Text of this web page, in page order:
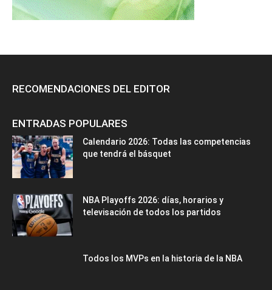
RECOMENDACIONES DEL EDITOR
ENTRADAS POPULARES
Calendario 2026: Todas las competencias
que tendrá el básquet
NBA Playoffs 2026: días, horarios y
televisación de todos los partidos
Todos los MVPs en la historia de la NBA